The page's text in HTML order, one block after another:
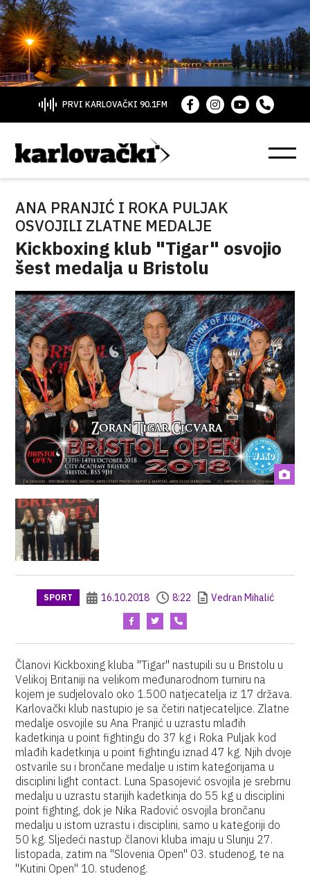
PRVI KARLOVAČKI 90.1FM
ANA PRANJIĆ I ROKA PULJAK
OSVOJILI ZLATNE MEDALJE
Kickboxing klub "Tigar" osvojio
šest medalja u Bristolu
SPORT 16.10.2018 8:22 Vedran Mihalić
Članovi Kickboxing kluba "Tigar" nastupili su u Bristolu u
Velikoj Britaniji na velikom međunarodnom turniru na
kojem je sudjelovalo oko 1.500 natjecatelja iz 17 država.
Karlovački klub nastupio je sa četiri natjecateljice. Zlatne
medalje osvojile su Ana Pranjić u uzrastu mlađih
kadetkinja u point fightingu do 37 kg i Roka Puljak kod
mlađih kadetkinja u point fightingu iznad 47 kg. Njih dvoje
ostvarile su i brončane medalje u istim kategorijama u
disciplini light contact. Luna Spasojević osvojila je srebrnu
medalju u uzrastu starijih kadetkinja do 55 kg u disciplini
point fighting, dok je Nika Radović osvojila brončanu
medalju u istom uzrastu i disciplini, samo u kategoriji do
50 kg. Sljedeći nastup članovi kluba imaju u Slunju 27.
listopada, zatim na "Slovenia Open" 03. studenog, te na
"Kutini Open" 10. studenog.